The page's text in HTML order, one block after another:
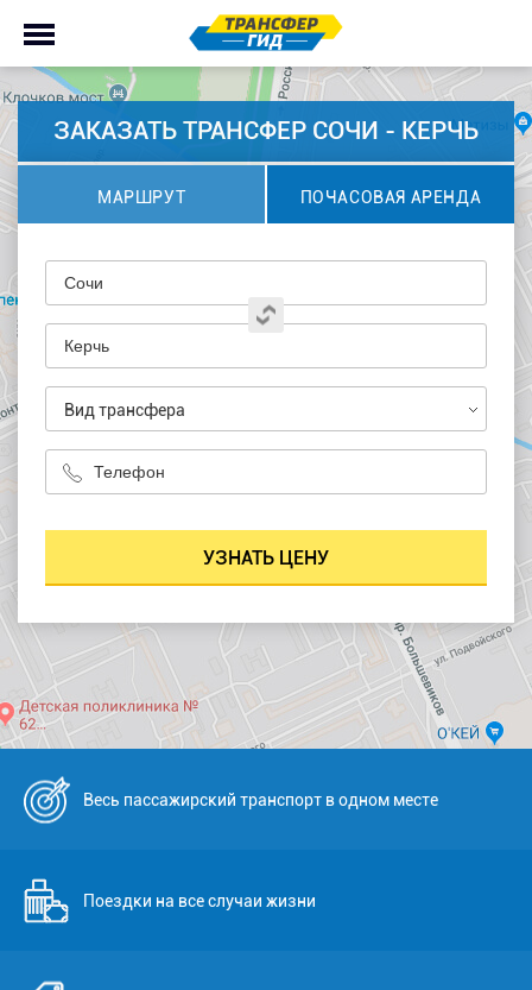
ЗАКАЗАТЬ ТРАНСФЕР СОЧИ - КЕРЧЬ
МАРШРУТ ПОЧАСОВАЯ АРЕНДА
Вид трансфера
Весь пассажирский транспорт в одном месте
Поездки на все случаи жизни